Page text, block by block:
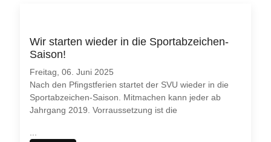
Wir starten wieder in die Sportabzeichen-
Saison!
Freitag, 06. Juni 2025
Nach den Pfingstferien startet der SVU wieder in die
Sportabzeichen-Saison. Mitmachen kann jeder ab
Jahrgang 2019. Vorraussetzung ist die